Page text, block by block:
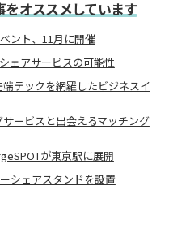
オススメしています
ント、11月に開催
ェアサービスの可能性
テックを網羅したビジネスイ
ービスと出会えるマッチング
が東京駅に展開
シェアスタンドを設置